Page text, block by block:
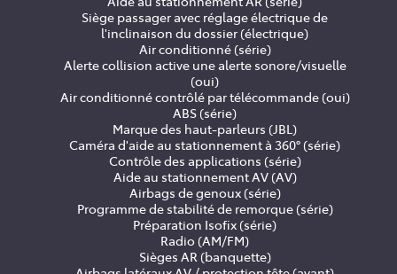
Siège passager avec réglage électrique de
l'inclinaison du dossier (électrique)
Air conditionné (série)
Alerte collision active une alerte sonore/visuelle
(oui)
Air conditionné contrôlé par télécommande (oui)
ABS (série)
Marque des haut-parleurs (JBL)
Caméra d'aide au stationnement à 360° (série)
Contrôle des applications (série)
Aide au stationnement AV (AV)
Airbags de genoux (série)
Programme de stabilité de remorque (série)
Préparation Isofix (série)
Radio (AM/FM)
Sièges AR (banquette)